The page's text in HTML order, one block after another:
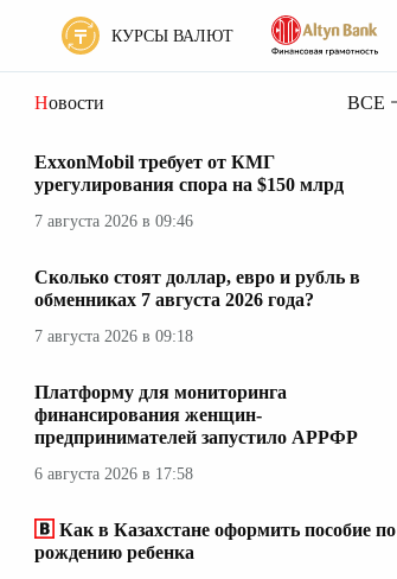
КУРСЫ ВАЛЮТ
Новости ВСЕ
ExxonMobil требует от КМГ
урегулирования спора на $150 млрд
7 августа 2026 в 09:46
Сколько стоят доллар, евро и рубль в
обменниках 7 августа 2026 года?
7 августа 2026 в 09:18
Платформу для мониторинга
финансирования женщин-
предпринимателей запустило АРРФР
6 августа 2026 в 17:58
Как в Казахстане оформить пособие по
рождению ребенка